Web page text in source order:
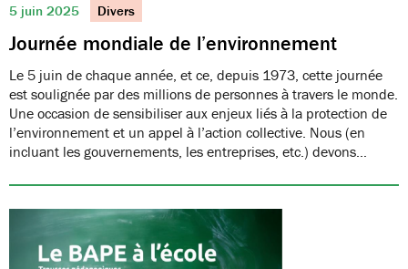
5 juin 2025 Divers
Journée mondiale de l’environnement
Le 5 juin de chaque année, et ce, depuis 1973, cette journée
est soulignée par des millions de personnes à travers le monde.
Une occasion de sensibiliser aux enjeux liés à la protection de
l’environnement et un appel à l’action collective. Nous (en
incluant les gouvernements, les entreprises, etc.) devons…